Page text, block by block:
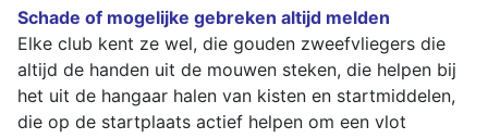
Schade of mogelijke gebreken altijd melden
Elke club kent ze wel, die gouden zweefvliegers die
altijd de handen uit de mouwen steken, die helpen bij
het uit de hangaar halen van kisten en startmiddelen,
die op de startplaats actief helpen om een vlot